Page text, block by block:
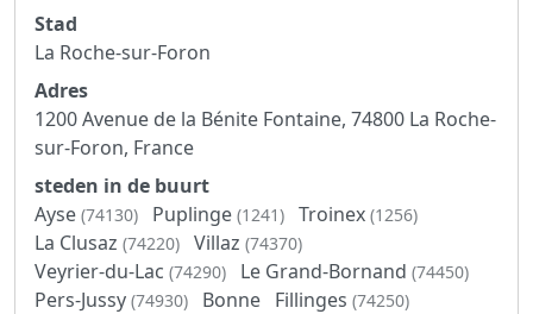
Stad
La Roche-sur-Foron
Adres
1200 Avenue de la Bénite Fontaine, 74800 La Roche-
sur-Foron, France
steden in de buurt
Ayse (74130) Puplinge (1241) Troinex (1256)
La Clusaz (74220) Villaz (74370)
Veyrier-du-Lac (74290) Le Grand-Bornand (74450)
Pers-Jussy (74930) Bonne Fillinges (74250)